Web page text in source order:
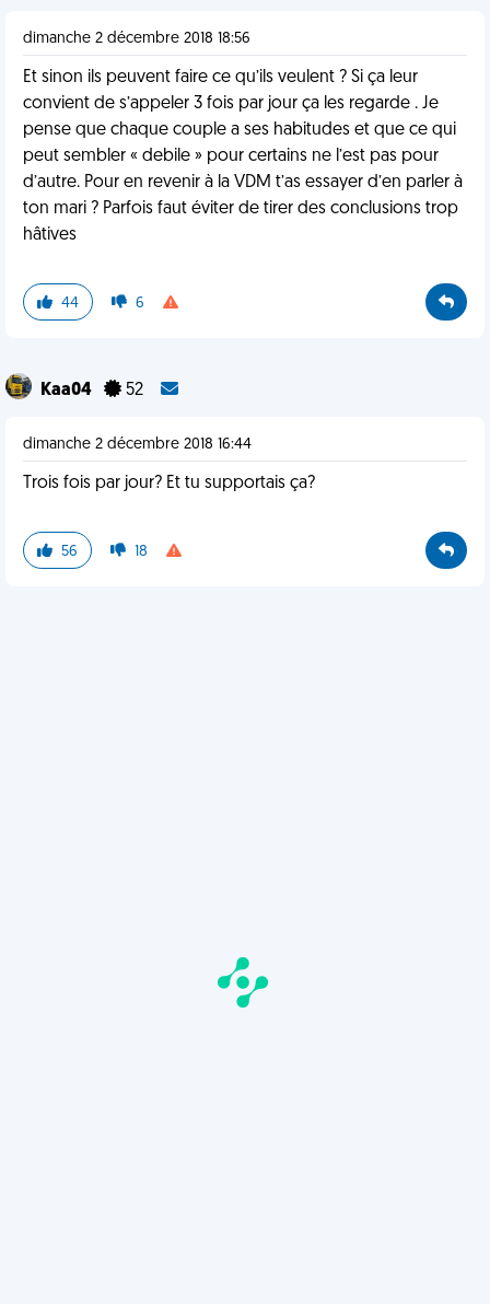
dimanche 2 décembre 2018 18:56
Et sinon ils peuvent faire ce qu’ils veulent ? Si ça leur
convient de s’appeler 3 fois par jour ça les regarde . Je
pense que chaque couple a ses habitudes et que ce qui
peut sembler « debile » pour certains ne l’est pas pour
d’autre. Pour en revenir à la VDM t’as essayer d’en parler à
ton mari ? Parfois faut éviter de tirer des conclusions trop
hâtives
44 6
Kaa04 52
dimanche 2 décembre 2018 16:44
Trois fois par jour? Et tu supportais ça?
56 18